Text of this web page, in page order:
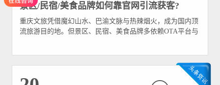
景区/民宿/美食品牌如何靠官网引流获客?
重庆文旅凭借魔幻山水、巴渝文脉与热辣烟火，成为国内顶
流旅游目的地。但景区、民宿、美食品牌多依赖OTA平台与
重庆文旅特色，以下攻略助各类品牌靠官网实现精准引流与
高效获客。 景区官网：以“数字体验+便捷服务”激活转化